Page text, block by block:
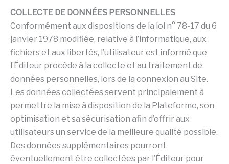
COLLECTE DE DONNÉES PERSONNELLES
Conformément aux dispositions de la loi n° 78-17 du 6
janvier 1978 modifiée, relative à l’informatique, aux
fichiers et aux libertés, l’utilisateur est informé que
l’Éditeur procède à la collecte et au traitement de
données personnelles, lors de la connexion au Site.
Les données collectées servent principalement à
permettre la mise à disposition de la Plateforme, son
optimisation et sa sécurisation afin d’offrir aux
utilisateurs un service de la meilleure qualité possible.
Des données supplémentaires pourront
éventuellement être collectées par l’Éditeur pour